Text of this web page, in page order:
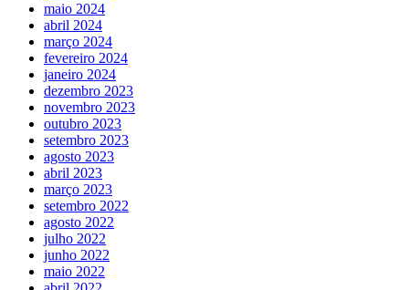
maio 2024
abril 2024
março 2024
fevereiro 2024
janeiro 2024
dezembro 2023
novembro 2023
outubro 2023
setembro 2023
agosto 2023
abril 2023
março 2023
setembro 2022
agosto 2022
julho 2022
junho 2022
maio 2022